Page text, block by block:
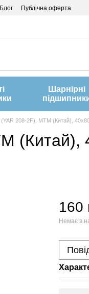
Блог Публічна оферта
Шарнірні
208-2F), MTM (Китай),
(Китай),
160
Немає в